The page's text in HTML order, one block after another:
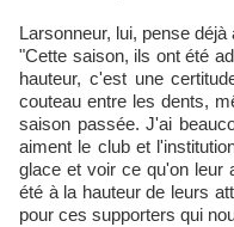
Larsonneur, lui, pense
"Cette saison, ils ont été
hauteur, c'est une
couteau entre les dents,
saison passée. J'ai
aiment le club et
glace et voir ce qu'on leur
été à la hauteur de leurs
pour ces supporters qui